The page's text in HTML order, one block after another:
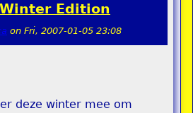
Edition
on Fri, 2007-01-05 23:08
deze winter mee om